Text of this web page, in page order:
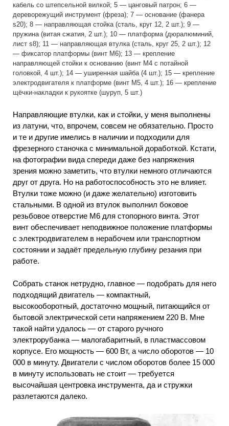
кабель со штепсельной вилкой; 5 — цанговый патрон; 6 —
дереворежущий инструмент (фреза); 7 — основание (фанера
s20); 8 — направляющая стойка (сталь, круг 12, 2 шт.); 9 —
пружина (витая сжатия, 2 шт.); 10 — платформа (дюралюминий,
лист s8); 11 — направляющая втулка (сталь, круг 25, 2 шт.); 12
— фиксатор платформы (винт М6); 13 — крепление
направляющей стойки к основанию (винт М4 с потайной
головкой, 4 шт.); 14 — уширенная шайба (4 шт.); 15 — крепление
электродвигателя к платформе (винт М5, 4 шт.); 16 — крепление
щёчки-накладки к рукоятке (шуруп, 5 шт.)
Направляющие втулки, как и стойки, у меня выполнены
из латуни, что, впрочем, совсем не обязательно. Просто
и те и другие имелись в наличии и подходили для
фрезерного станочка с минимальной доработкой. Кстати,
на фотографии вида спереди даже без напряжения
зрения можно заметить, что втулки немного отличаются
друг от друга. Но на работоспособность это не влияет.
Втулки тоже можно (и даже желательно) изготовить
стальными. В одной из втулок выполнил боковое
резьбовое отверстие М6 для стопорного винта. Этот
винт обеспечивает неподвижное положение платформы
с электродвигателем в нерабочем или транспортном
состоянии и задаёт предельную глубину резания при
работе.
Собрать станок нетрудно, главное — подобрать для него
подходящий двигатель — компактный,
высокооборотный, достаточно мощный, питающийся от
бытовой электрической сети напряжением 220 В. Мне
такой найти удалось — от старого ручного
электрорубанка — малогабаритный, в пластмассовом
корпусе. Его мощность — 600 Вт, а число оборотов — 10
000 в минуту. Двигатели с числом оборотов более 15 000
в минуту использовать не стоит — требуется
высочайшая центровка инструмента, да и стружки
разлетаются далеко.